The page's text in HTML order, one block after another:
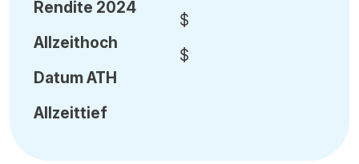
Rendite 2024
Allzeithoch
DatumATH
Allzeittief
$
$